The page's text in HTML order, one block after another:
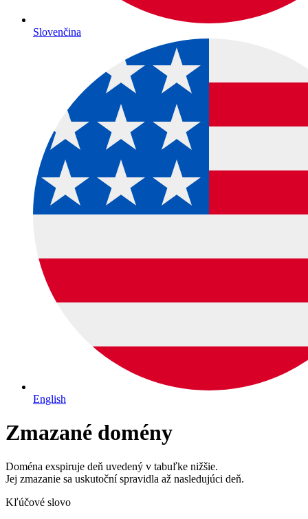
Slovenčina
English
Zmazané domény
Doména exspiruje deň uvedený v tabuľke nižšie.
Jej zmazanie sa uskutoční spravidla až nasledujúci deň.
Kľúčové slovo